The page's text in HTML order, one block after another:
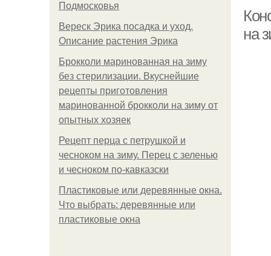
Подмосковья
Вереск Эрика посадка и уход.
Описание растения Эрика
Брокколи маринованная на зиму
без стерилизации. Вкуснейшие
рецепты приготовления
маринованной брокколи на зиму от
опытных хозяек
Рецепт перца с петрушкой и
чесноком на зиму. Перец с зеленью
и чесноком по-кавказски
Пластиковые или деревянные окна.
Что выбрать: деревянные или
пластиковые окна
на